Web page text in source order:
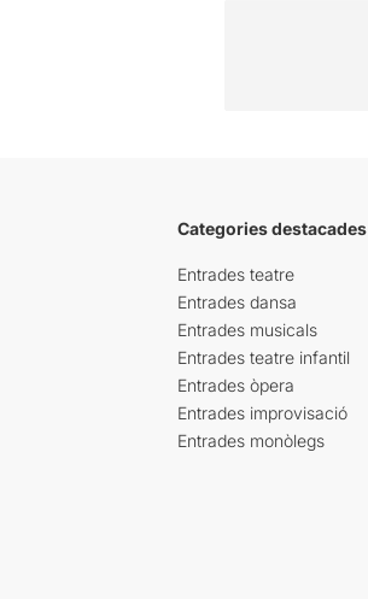
Categories destacades
Entrades teatre
Entrades dansa
Entrades musicals
Entrades teatre infantil
Entrades òpera
Entrades improvisació
Entrades monòlegs